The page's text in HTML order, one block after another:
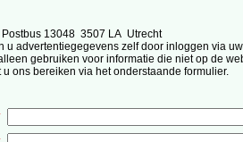
13048 3507 LA Utrecht
u advertentiegegevens zelf door inloggen via
gebruiken voor informatie die niet op de
u ons bereiken via het onderstaande formulier.